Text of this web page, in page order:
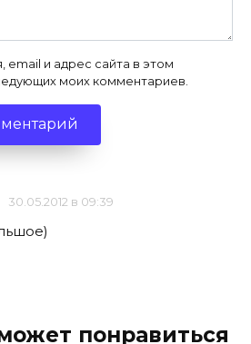
email и адрес сайта в этом
моих комментариев.
30.05.2012 в 09:39
понравиться